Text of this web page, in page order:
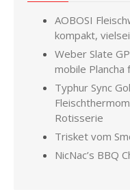
AOBOSI
kompakt,
Weber Slate
mobile Plancha
Typhur Sync
Rotisserie
Trisket vom
NicNac’s BBQ